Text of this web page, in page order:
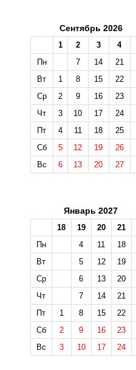
Сентябрь 2026
1 2 3 4
Пн
7 14 21
Вт
1 8 15 22
Ср
2 9 16 23
Чт
3 10 17
24
Пт
4 11 18
25
Сб
5 12 19
26
Вс
6 13 20 27
Январь 2027
18 19 20 21
Пн
4 11 18
Вт
5 12 19
Ср
6 13 20
Чт
7 14 21
Пт
1 8 15 22
Сб
2 9 16 23
Вс
3 10 17 24